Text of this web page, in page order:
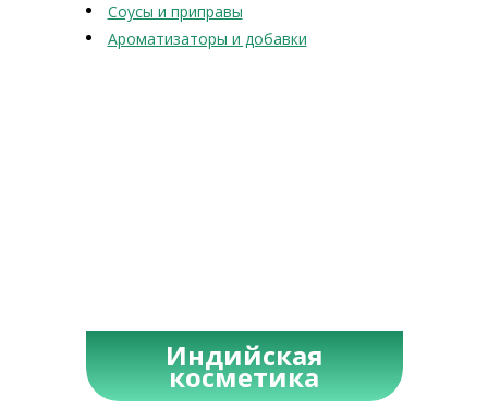
Соусы и приправы
Ароматизаторы и добавки
Индийская
косметика